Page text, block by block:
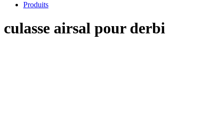
Produits
culasse airsal pour derbi